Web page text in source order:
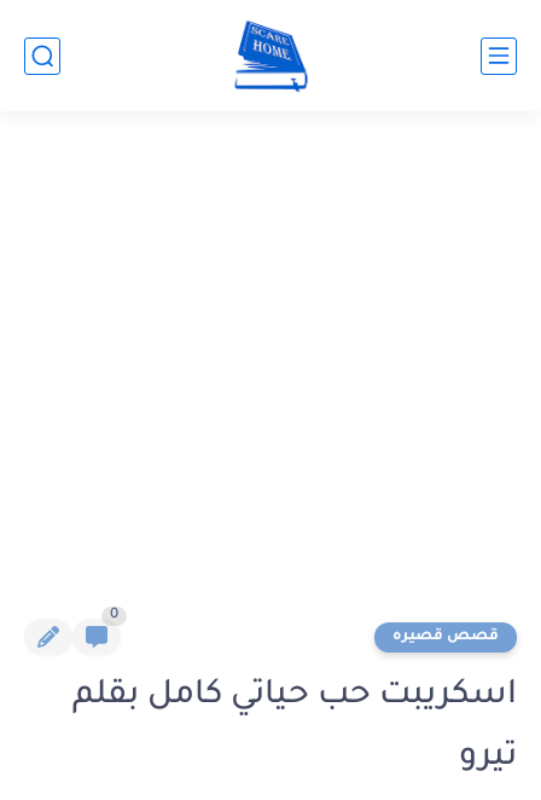
قصص قصيره
0
اسكريبت حب حياتي كامل بقلم
تيرو